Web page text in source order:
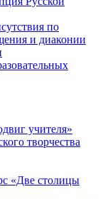
по
и диаконии
учителя»
творчества
«Две столицы